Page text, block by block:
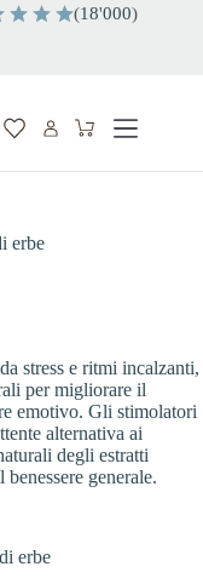
(18'000)
Carrello
erbe
stress e ritmi incalzanti,
per migliorare il
emotivo. Gli stimolatori
alternativa ai
degli estratti
generale.
erbe